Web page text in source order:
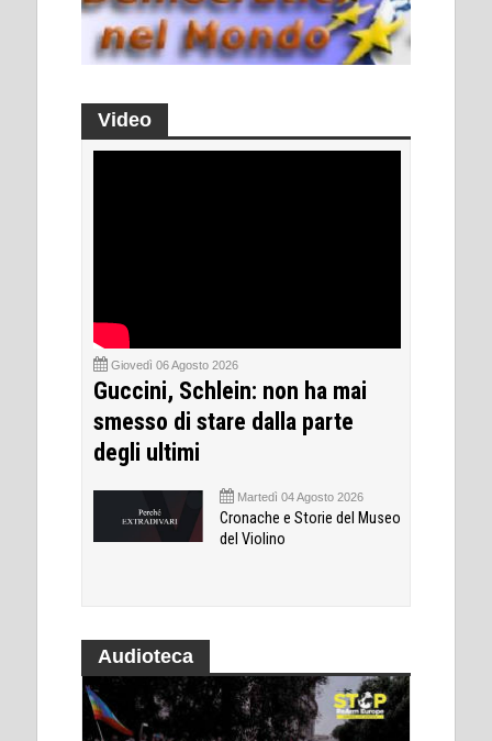
Video
Giovedì 06 Agosto 2026
Guccini, Schlein: non ha mai
smesso di stare dalla parte
degli ultimi
Martedì 04 Agosto 2026
Cronache e Storie del Museo
del Violino
Audioteca